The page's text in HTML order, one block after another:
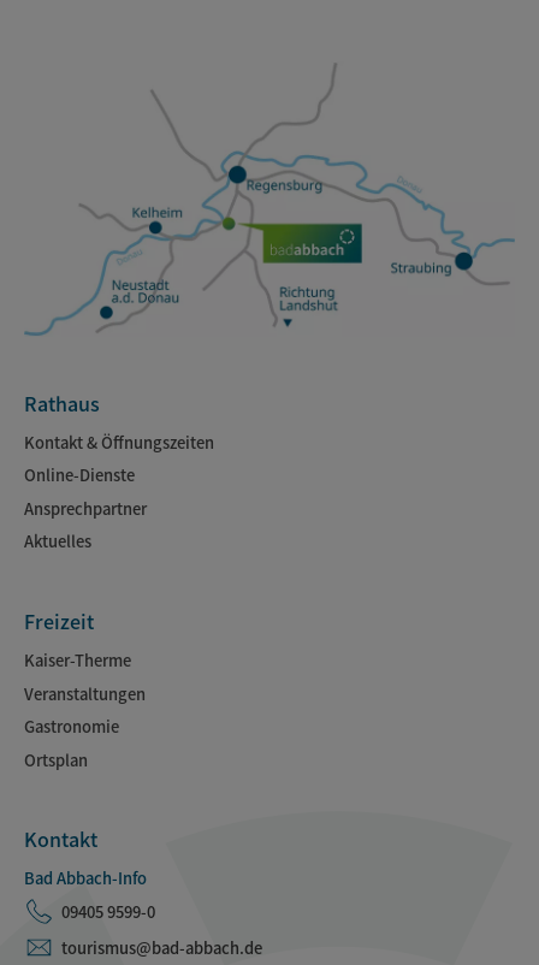
Rathaus
Kontakt & Öffnungszeiten
Online-Dienste
Ansprechpartner
Aktuelles
Freizeit
Kaiser-Therme
Veranstaltungen
Gastronomie
Ortsplan
Kontakt
Bad Abbach-Info
09405 9599-0
tourismus@bad-abbach.de